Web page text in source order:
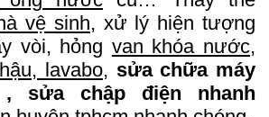
vệ sinh, xử lý hiện tượng
vòi, hỏng van khóa nước,
lavabo, sửa chữa máy
sửa chập điện nhanh